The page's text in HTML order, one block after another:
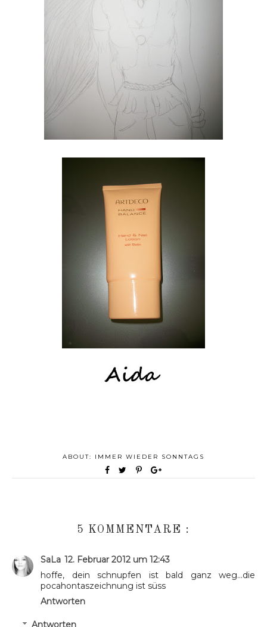
ABOUT: IMMER WIEDER SONNTAGS
5 KOMMENTARE :
SaLa 12. Februar 2012 um 12:43
hoffe, dein schnupfen ist bald ganz weg...die
pocahontaszeichnung ist süss
Antworten
Antworten